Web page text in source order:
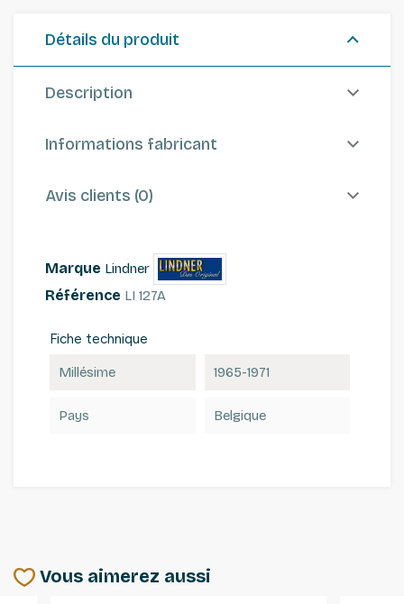
Détails du produit
Description
Informations fabricant
Avis clients (0)
Marque Lindner
Référence LI 127A
Fiche technique
Millésime 1965-1971
Pays Belgique
Vous aimerez aussi